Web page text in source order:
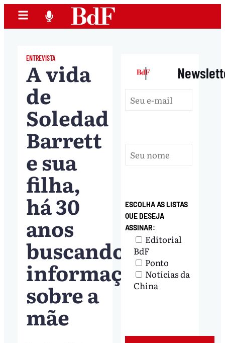
ENTREVISTA
A vida
de
Soledad
Barrett
e sua
filha,
há 30
anos
buscando
informações
sobre a
mãe
|
ESCOLHA AS LISTAS
QUE DESEJA
ASSINAR:
Editorial
BdF
Ponto
Notícias da
China